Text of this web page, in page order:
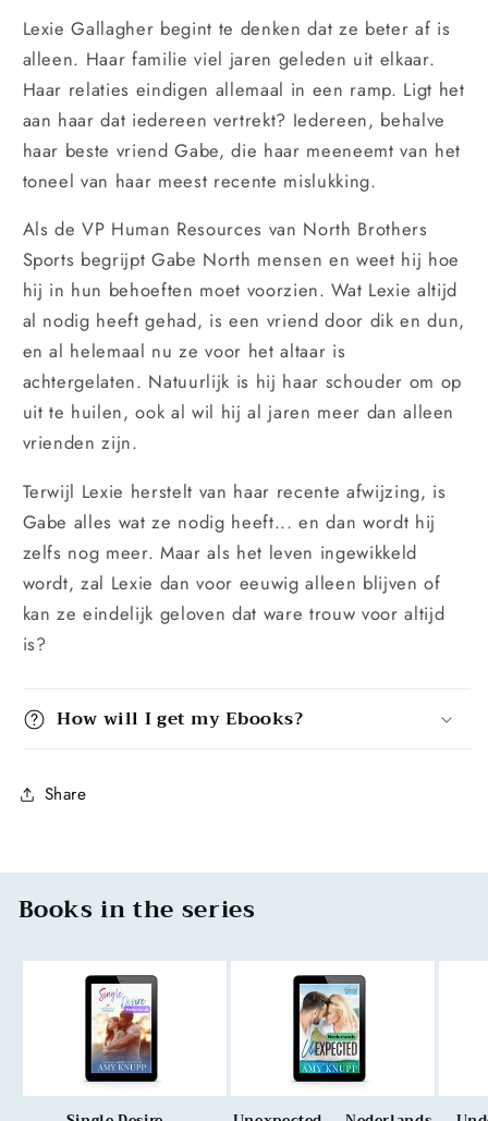
Lexie Gallagher begint te denken dat ze beter af is
alleen. Haar familie viel jaren geleden uit elkaar.
Haar relaties eindigen allemaal in een ramp. Ligt het
aan haar dat iedereen vertrekt? Iedereen, behalve
haar beste vriend Gabe, die haar meeneemt van het
toneel van haar meest recente mislukking.
Als de VP Human Resources van North Brothers
Sports begrijpt Gabe North mensen en weet hij hoe
hij in hun behoeften moet voorzien. Wat Lexie altijd
al nodig heeft gehad, is een vriend door dik en dun,
en al helemaal nu ze voor het altaar is
achtergelaten. Natuurlijk is hij haar schouder om op
uit te huilen, ook al wil hij al jaren meer dan alleen
vrienden zijn.
Terwijl Lexie herstelt van haar recente afwijzing, is
Gabe alles wat ze nodig heeft... en dan wordt hij
zelfs nog meer. Maar als het leven ingewikkeld
wordt, zal Lexie dan voor eeuwig alleen blijven of
kan ze eindelijk geloven dat ware trouw voor altijd
is?
How will I get my Ebooks?
Share
Books in the series